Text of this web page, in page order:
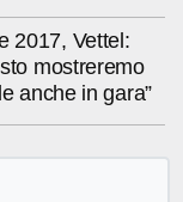
2017, Vettel:
mostreremo
anche in gara”